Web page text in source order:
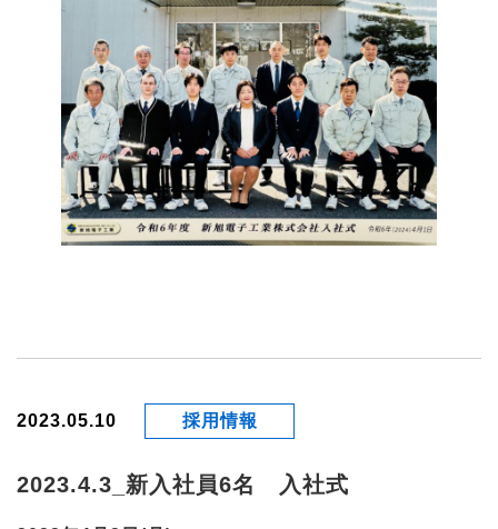
2023.05.10 採用情報
2023.4.3_新入社員6名 入社式